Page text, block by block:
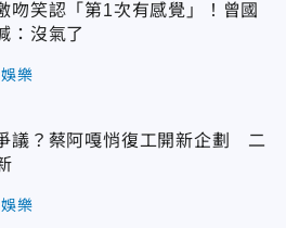
吻笑認「第1次有感覺」！曾國
：沒氣了
娛樂
議？蔡阿嘎悄復工開新企劃 二
娛樂